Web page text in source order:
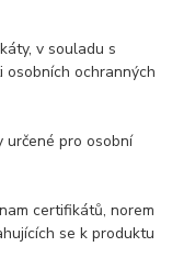
v souladu s
osobních ochranných
určené pro osobní
certifikátů, norem
se k produktu